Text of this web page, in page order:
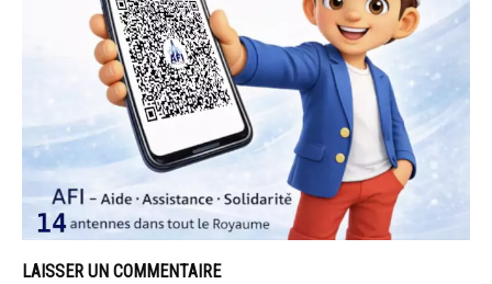
LAISSER UN COMMENTAIRE